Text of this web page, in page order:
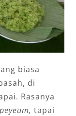
biasa
di
Rasanya
peyeum, tapai